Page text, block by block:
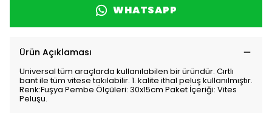
WHATSAPP
Ürün Açıklaması
Universal tüm araçlarda kullanılabilen bir üründür. Cırtlı
bant ile tüm vitese takılabilir. 1. kalite ithal peluş kullanılmıştır.
Renk:Fuşya Pembe Ölçüleri: 30x15cm Paket İçeriği: Vites
Peluşu.